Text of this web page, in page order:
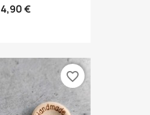
4,90 €
favorite_border